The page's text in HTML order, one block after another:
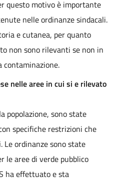
questo motivo è importante
nelle ordinanze sindacali.
e cutanea, per quanto
non sono rilevanti se non in
contaminazione.
nelle aree in cui si e rilevato
popolazione, sono state
specifiche restrizioni che
Le ordinanze sono state
le aree di verde pubblico
ha effettuato e sta